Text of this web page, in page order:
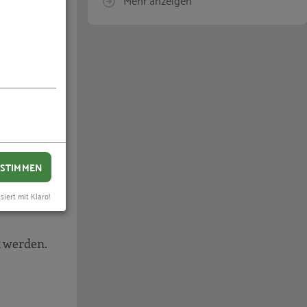
und
da
mit Klaro!